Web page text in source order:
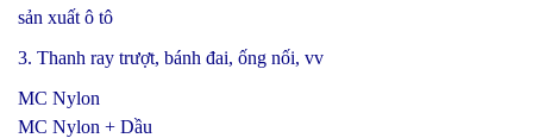
sản xuất ô tô
3. Thanh ray trượt, bánh đai, ống nối, vv
MC Nylon
MC Nylon + Dầu